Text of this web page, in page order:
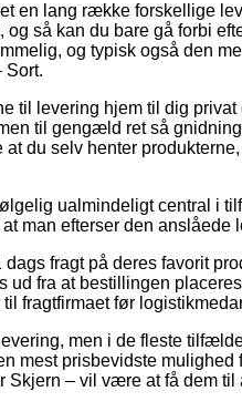
en lang række forskellige
så kan du bare gå forbi
og typisk også den
Sort.
til levering hjem til dig
til gengæld ret så
du selv henter
ualmindeligt central i
man efterser den anslåede
fragt på deres favorit
ud fra at bestillingen
fragtfirmaet før
men i de fleste
mest prisbevidste mulighed
– vil være at få dem til